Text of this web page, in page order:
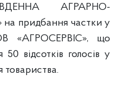
АГРАРНО-
придбання частки у
«АГРОСЕРВІС», що
відсотків голосів у
товариства.